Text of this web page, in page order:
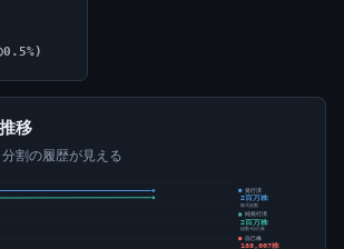
0.5%)
移
割の履歴が見える
発行済
2百万株
株式総数
純発行済
2百万株
総数-自己株
自己株
188,007株